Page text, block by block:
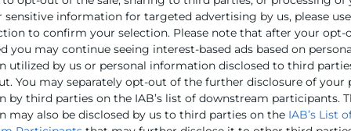
sensitive information for targeted advertising by us, please
to confirm your selection. Please note that after your opt-
you may continue seeing interest-based ads based on
utilized by us or personal information disclosed to third
You may separately opt-out of the further disclosure of your
by third parties on the IAB’s list of downstream participants.
may also be disclosed by us to third parties on the IAB’s List
Europeo y del Consejo, de 27 de abril de
al tratamiento de datos personales y a la libre
a través de la inscripción en el presente
y cedidos a los colaboradores aquí referenciados